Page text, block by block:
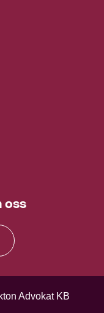
oss
Advokat KB